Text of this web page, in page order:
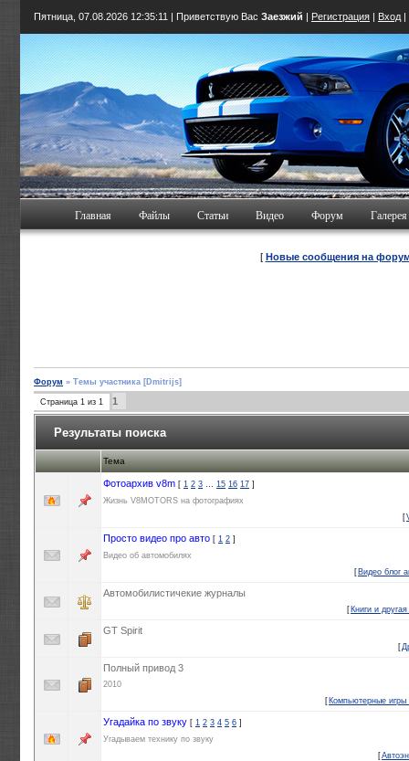
Пятница, 07.08.2026 12:35:12 | Приветствую ВасЗаезжий | Регистрация | Вход |
Главная Файлы Статьи Видео Форум Галерея
[ Новые сообщения на
Форум » Темы участника [Dmitrijs]
Страница 1 из 1 1
Результаты поиска
Тема
Фотоархив v8m [ 1 2 3 15 16 17 ]
Жизнь V8MOTORS на фотографиях
[
Просто видео про авто [ 1 2 ]
Видео об автомобилях
[ Видео блог
Автомобилистичекие журналы
[ Книги и
GT Spirit
[
Полный привод 3
2010
[ Компьютерные игры
Угадайка по звуку [ 1 2 3 4 5 6 ]
Угадываем технику по звуку
[